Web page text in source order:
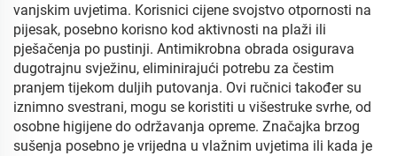
vanjskim uvjetima. Korisnici cijene svojstvo otpornosti na
pijesak, posebno korisno kod aktivnosti na plaži ili
pješačenja po pustinji. Antimikrobna obrada osigurava
dugotrajnu svježinu, eliminirajući potrebu za čestim
pranjem tijekom duljih putovanja. Ovi ručnici također su
iznimno svestrani, mogu se koristiti u višestruke svrhe, od
osobne higijene do održavanja opreme. Značajka brzog
sušenja posebno je vrijedna u vlažnim uvjetima ili kada je